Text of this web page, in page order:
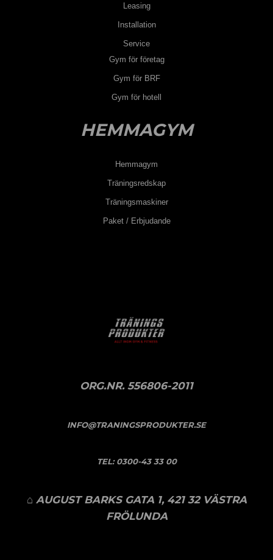
Leasing
Installation
Service
Gym för företag
Gym för BRF
Gym för hotell
HEMMAGYM
Hemmagym
Träningsredskap
Träningsmaskiner
Paket / Erbjudande
ORG.NR. 556806-2011
INFO@TRANINGSPRODUKTER.SE
TEL:0300-43 33 00
⌂ AUGUST BARKS GATA 1, 421 32 VÄSTRA
FRÖLUNDA